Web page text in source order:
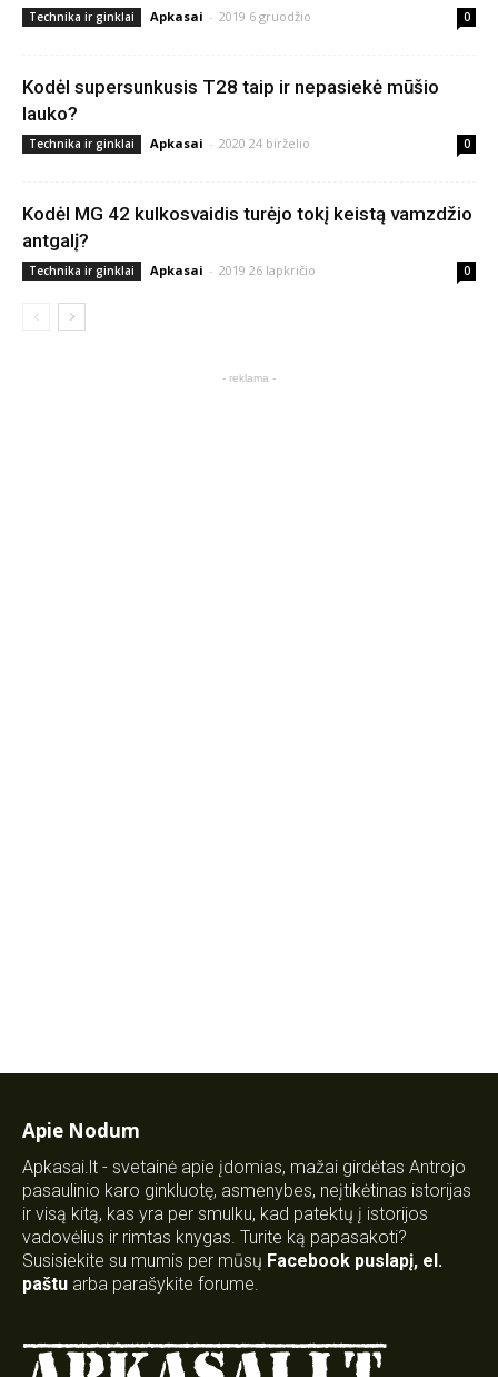
Technika ir ginklai Apkasai - 2019 6 gruodžio 0
Kodėl supersunkusis T28 taip ir nepasiekė mūšio
lauko?
Technika ir ginklai Apkasai - 2020 24 birželio 0
Kodėl MG 42 kulkosvaidis turėjo tokį keistą vamzdžio
antgalį?
Technika ir ginklai Apkasai - 2019 26 lapkričio 0
- reklama -
Apie Nodum
Apkasai.lt - svetainė apie įdomias, mažai girdėtas Antrojo
pasaulinio karo ginkluotę, asmenybes, neįtikėtinas istorijas
ir visą kitą, kas yra per smulku, kad patektų į istorijos
vadovėlius ir rimtas knygas. Turite ką papasakoti?
Susisiekite su mumis per mūsų Facebook puslapį, el.
paštu arba parašykite forume.